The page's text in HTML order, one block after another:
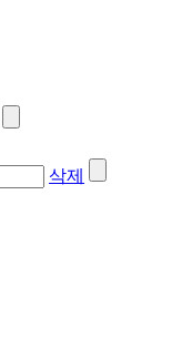
삭제